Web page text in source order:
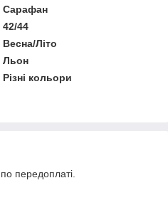
Сарафан
42/44
Весна/Літо
Льон
Різні кольори
передоплаті.